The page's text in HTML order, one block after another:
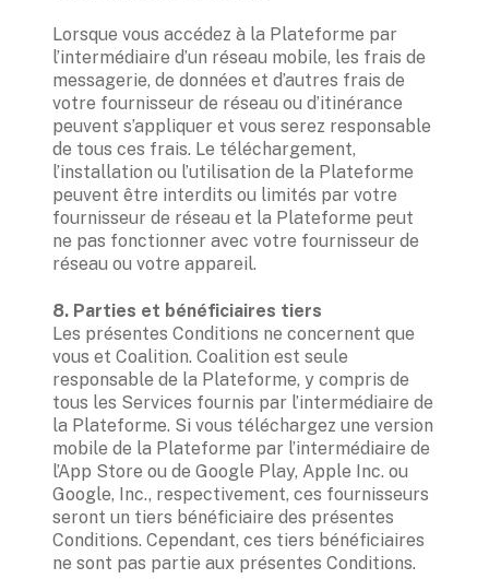
Lorsque vous accédez à la Plateforme par
l’intermédiaire d’un réseau mobile, les frais de
messagerie, de données et d’autres frais de
votre fournisseur de réseau ou d’itinérance
peuvent s’appliquer et vous serez responsable
de tous ces frais. Le téléchargement,
l’installation ou l’utilisation de la Plateforme
peuvent être interdits ou limités par votre
fournisseur de réseau et la Plateforme peut
ne pas fonctionner avec votre fournisseur de
réseau ou votre appareil.
Les présentes Conditions ne concernent que
vous et Coalition. Coalition est seule
responsable de la Plateforme, y compris de
tous les Services fournis par l’intermédiaire de
la Plateforme. Si vous téléchargez une version
mobile de la Plateforme par l’intermédiaire de
l’App Store ou de Google Play, Apple Inc. ou
Google, Inc., respectivement, ces fournisseurs
seront un tiers bénéficiaire des présentes
Conditions. Cependant, ces tiers bénéficiaires
ne sont pas partie aux présentes Conditions.